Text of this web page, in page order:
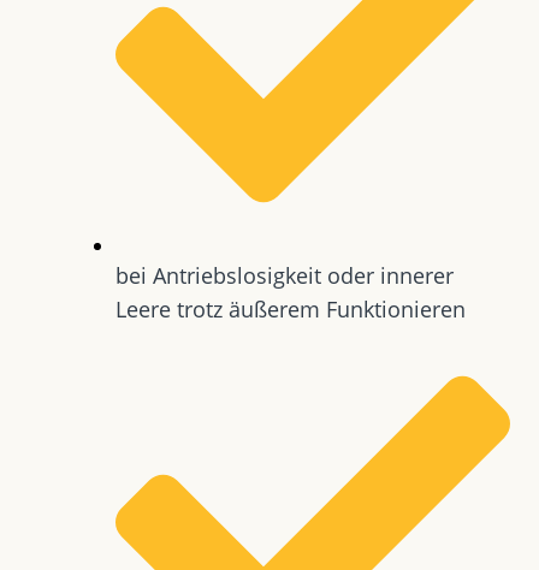
bei Antriebslosigkeit oder innerer
Leere trotz äußerem Funktionieren